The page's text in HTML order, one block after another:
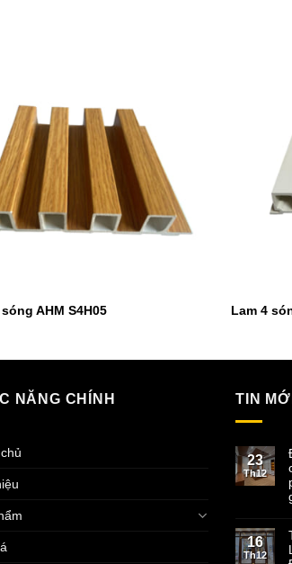
AHM S4H05 Lam 4
NĂNG CHÍNH TIN
23
Th12
16
Th12